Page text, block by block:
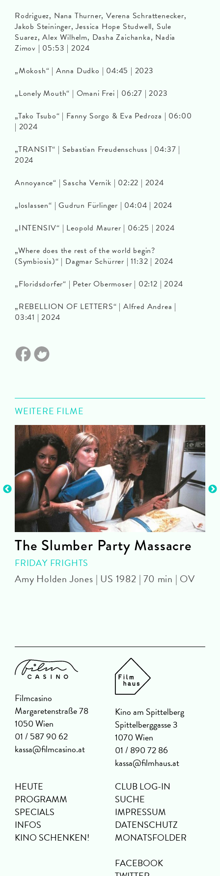
Rodriguez, Nana Thurner, Verena Schrattenecker,
Jakob Steininger, Jessica Hope Studwell, Sule
Suarez, Alex Wilhelm, Dasha Zaichanka, Nadia
Zimov | 05:53 | 2024
„Mokosh“ | Anna Dudko | 04:45 | 2023
„Lonely Mouth“ | Omani Frei | 06:27 | 2023
„Tako Tsubo“ | Fanny Sorgo & Eva Pedroza | 06:00
| 2024
„TRANSIT“ | Sebastian Freudenschuss | 04:37 |
2024
Annoyance“ | Sascha Vernik | 02:22 | 2024
„loslassen“ | Gudrun Fürlinger | 04:04 | 2024
„INTENSIV“ | Leopold Maurer | 06:25 | 2024
„Where does the rest of the world begin?
(Symbiosis)“ | Dagmar Schürrer | 11:32 | 2024
„Floridsdorfer“ | Peter Obermoser | 02:12 | 2024
„REBELLION OF LETTERS“ | Alfred Andrea |
03:41 | 2024
WEITERE FILME
The Slumber Party Massacre
FRIDAY FRIGHTS
Amy Holden Jones | US 1982 | 70 min | OV
Filmcasino
Margaretenstraße 78
1050 Wien
01 / 587 90 62
kassa@filmcasino.at
Kino am Spittelberg
Spittelberggasse 3
1070 Wien
01 / 890 72 86
kassa@filmhaus.at
HEUTE
PROGRAMM
SPECIALS
INFOS
KINO SCHENKEN!
CLUB LOG-IN
SUCHE
IMPRESSUM
DATENSCHUTZ
MONATSFOLDER
FACEBOOK